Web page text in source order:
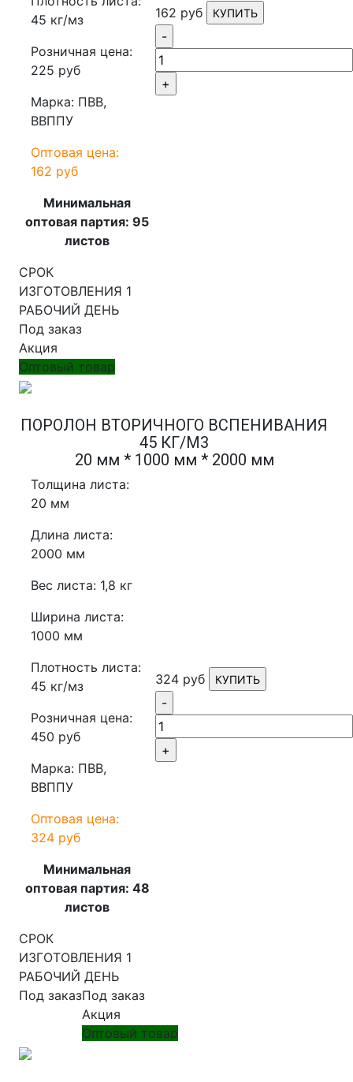
45 кг/мз
Розничная цена:
225 руб
Марка: ПВВ,
ВВППУ
Оптовая цена:
162 руб
Минимальная
оптовая партия: 95
листов
СРОК
ИЗГОТОВЛЕНИЯ 1
РАБОЧИЙ ДЕНЬ
162 руб КУПИТЬ
-
+
Под заказ
Акция
Оптовый товар
ПОРОЛОН ВТОРИЧНОГО ВСПЕНИВАНИЯ
45 КГ/М3
20 мм * 1000 мм * 2000 мм
Толщина листа:
20 мм
Длина листа:
2000 мм
Вес листа: 1,8 кг
Ширина листа:
1000 мм
Плотность листа:
45 кг/мз
Розничная цена:
450 руб
Марка: ПВВ,
ВВППУ
Оптовая цена:
324 руб
Минимальная
оптовая партия: 48
листов
СРОК
ИЗГОТОВЛЕНИЯ 1
РАБОЧИЙ ДЕНЬ
324 руб КУПИТЬ
-
+
Под заказПод заказ
Акция
Оптовый товар